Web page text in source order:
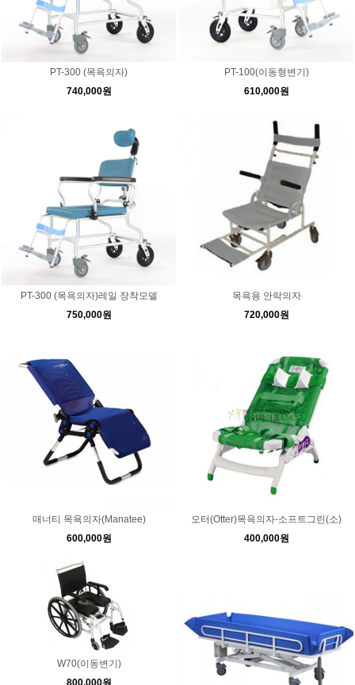
PT-300 (목욕의자)
740,000원
PT-100(이동형변기)
610,000원
PT-300 (목욕의자)레일 장착모델
750,000원
목욕용 안락의자
720,000원
매너티 목욕의자(Manatee)
600,000원
오터(Otter)목욕의자-소프트그린(소)
400,000원
W70(이동변기)
800,000원